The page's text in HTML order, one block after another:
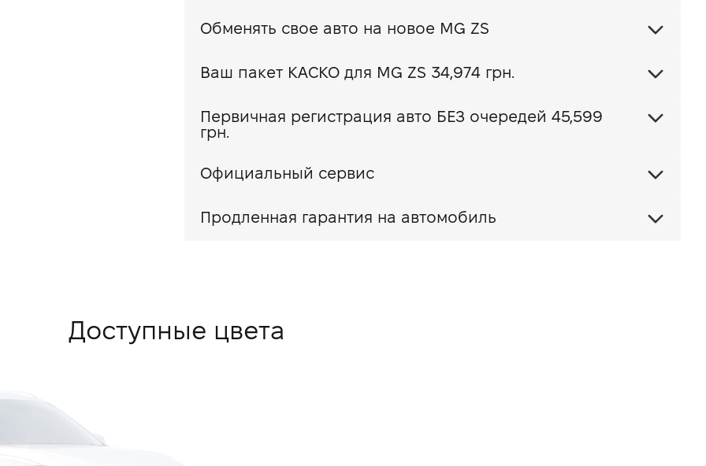
Обменять свое авто на новое MG ZS
Ваш пакет КАСКО для MG ZS 34,974 грн.
Первичная регистрация авто БЕЗ очередей 45,599
грн.
Официальный сервис
Продленная гарантия на автомобиль
Доступные цвета